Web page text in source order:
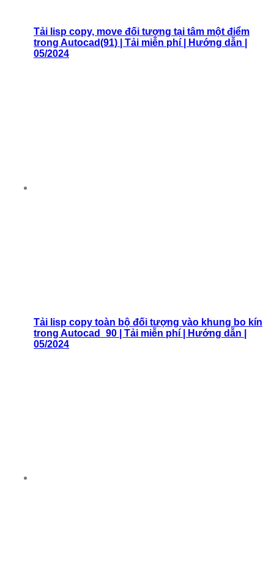
Tải lisp copy, move đối tượng tại tâm một điểm
trong Autocad(91) | Tải miễn phí | Hướng dẫn |
05/2024
Tải lisp copy toàn bộ đối tượng vào khung bo kín
trong Autocad_90 | Tải miễn phí | Hướng dẫn |
05/2024